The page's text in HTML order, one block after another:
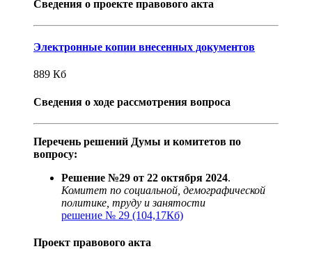
Сведения о проекте правового акта
Электронные копии внесенных документов
889 Кб
Сведения о ходе рассмотрения вопроса
Перечень решений Думы и комитетов по
вопросу:
Решение №29 от 22 октября 2024.
Комитет по социальной, демографической
политике, труду и занятости
решение № 29 (104,17Кб)
Проект правового акта